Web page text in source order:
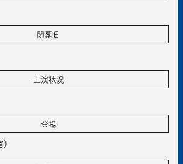
閉幕日
上演状況
会場
)